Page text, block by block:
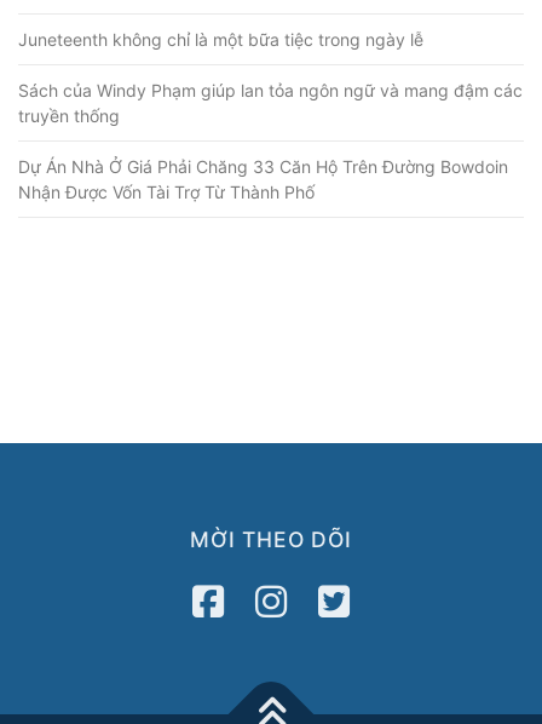
Juneteenth không chỉ là một bữa tiệc trong ngày lễ
Sách của Windy Phạm giúp lan tỏa ngôn ngữ và mang đậm các
truyền thống
Dự Án Nhà Ở Giá Phải Chăng 33 Căn Hộ Trên Đường Bowdoin
Nhận Được Vốn Tài Trợ Từ Thành Phố
MỜI THEO DÕI